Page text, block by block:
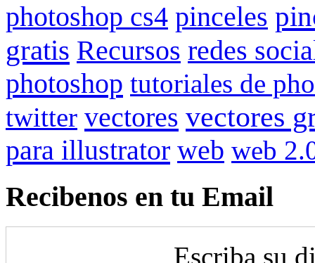
photoshop cs4 pinceles
gratis Recursos redes
photoshop tutoriales de
twitter vectores vectores
para illustrator web web
Recibenos en tu Email
Escriba su